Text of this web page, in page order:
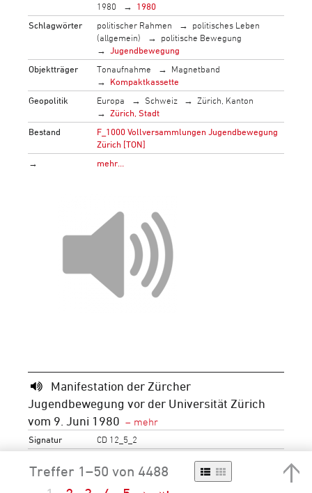
1980
1980
Schlagwörter
politischer Rahmen
politisches Leben
(allgemein)
politische Bewegung
Jugendbewegung
Objektträger
Tonaufnahme
Magnetband
Kompaktkassette
Geopolitik
Europa Schweiz
Zürich, Kanton
Zürich, Stadt
Bestand
F_1000 Vollversammlungen Jugendbewegung
Zürich [TON]
→
mehr…
Manifestation der Zürcher
Jugendbewegung vor der Universität Zürich
vom 9. Juni 1980
Signatur
CD 12_5_2
1980
1980
Schlagwörter
Bildung (allgemein)
Treffer 1–50 von 4488